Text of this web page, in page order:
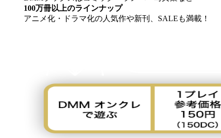
100万冊以上のラインナップ
アニメ化・ドラマ化の人気作や新刊、SALEも満載！